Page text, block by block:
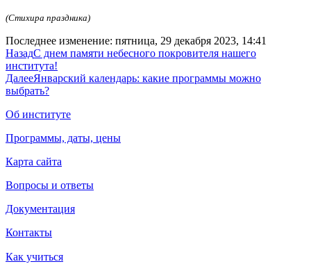
(Стихира праздника)
Последнее изменение: пятница, 29 декабря 2023, 14:41
НазадС днем памяти небесного покровителя нашего
института!
ДалееЯнварский календарь: какие программы можно
выбрать?
Об институте
Программы, даты, цены
Карта сайта
Вопросы и ответы
Документация
Контакты
Как учиться